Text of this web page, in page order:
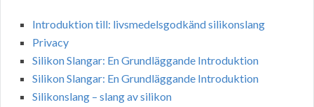
Introduktion till: livsmedelsgodkänd silikonslang
Privacy
Silikon Slangar: En Grundläggande Introduktion
Silikon Slangar: En Grundläggande Introduktion
Silikonslang – slang av silikon